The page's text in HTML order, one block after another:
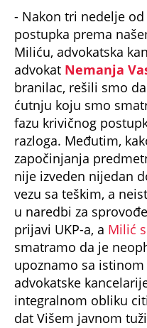
- Nakon tri nedelje
postupka prema
Miliću, advokatska
advokat Nemanja
branilac, rešili smo
ćutnju koju smo
fazu krivičnog
razloga. Međutim,
započinjanja
nije izveden nijedan
vezu sa teškim, a
u naredbi za
prijavi UKP-a, a Milić
smatramo da je
upoznamo sa
advokatske
integralnom obliku
dat Višem javnom